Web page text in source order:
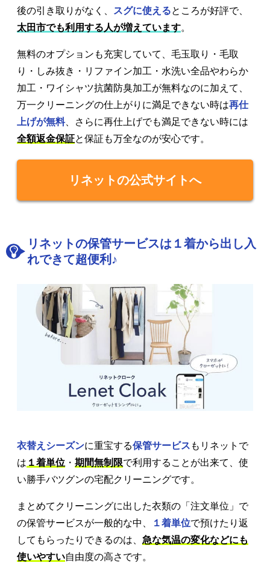
後の引き取りがなく、
スグに使えるところが好評で、
太田市でも利用する人が増えています。
無料のオプションも充実していて、毛玉取り・毛取
り・しみ抜き・リファイン加工・水洗い全品やわらか
加工・ワイシャツ抗菌防臭加工が無料なのに加えて、
万一クリーニングの仕上がりに満足できない時は再仕
上げが無料、さらに再仕上げでも満足できない時には
全額返金保証と保証も万全なのが安心です。
リネットの公式サイトへ
リネットの保管サービスは１着から出し入
れできて超便利♪
衣替えシーズンに重宝する保管サービス もリネットで
は １着単位 ・ 期間無制限で利用することが出来て、使
い勝手バツグンの宅配クリーニングです。
まとめてクリーニングに出した衣類の「注文単位」で
の保管サービスが一般的な中、
１着単位で預けたり返
してもらったりできるのは、 急な気温の変化などにも
使いやすい自由度の高さです。